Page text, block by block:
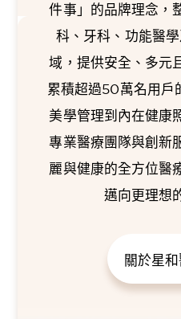
件事」的品牌理念，
科、牙科、功能醫
域，提供安全、多元
累積超過50萬名用戶
美學管理到內在健康
專業醫療團隊與創新
麗與健康的全方位醫
邁向更理想
關於星